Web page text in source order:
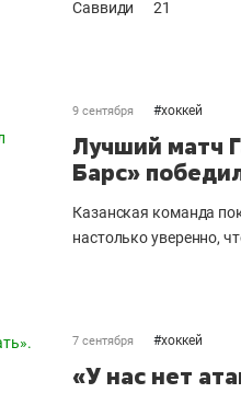
Саввиди
21
9 сентября #хоккей
Лучший матч
Барс»
Казанская команда
настолько уверенно,
7 сентября #хоккей
«У нас нет